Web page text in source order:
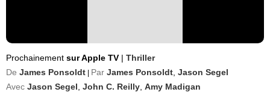
Prochainement sur Apple TV | Thriller
De James Ponsoldt Par James Ponsoldt Jason Segel
Avec Jason Segel John C. Reilly Amy Madigan